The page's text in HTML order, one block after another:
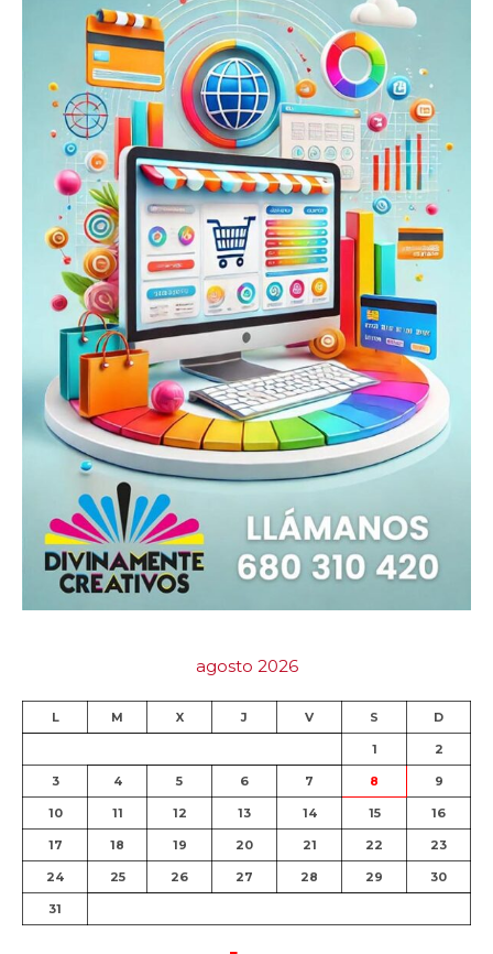
agosto 2026
L M X J V S D
1 2
3 4 5 6 7 8 9
10 11 12 13 14 15 16
17 18 19 20 21 22 23
24 25 26 27 28 29 30
31